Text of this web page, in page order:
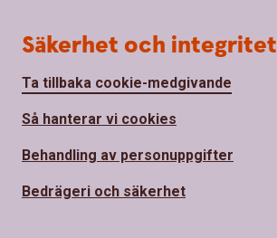
Säkerhet och integritet
Ta tillbaka cookie-medgivande
Så hanterar vi cookies
Behandling av personuppgifter
Bedrägeri och säkerhet